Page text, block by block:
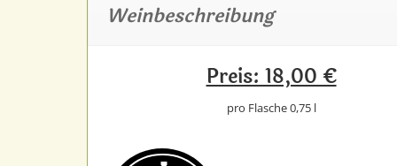
Weinbeschreibung
Preis: 18,00 €
pro Flasche 0,75 l